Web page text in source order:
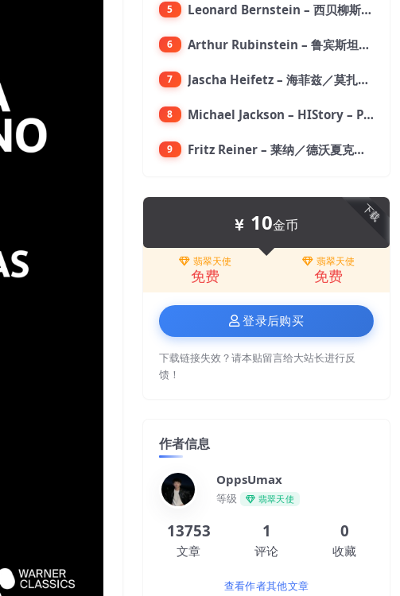
5 Leonard Bernstein – 西贝柳斯：芬兰颂／格里格：培尔·金特组曲【44.1kHz／24bit】
6 Arthur Rubinstein – 鲁宾斯坦／贝多芬：月光,悲怆,热情,告别钢琴奏鸣曲【176.4kHz／24bit】
7 Jascha Heifetz – 海菲兹／莫扎特：第四小提琴协奏曲，第五小提琴协奏曲《土耳其》／维瓦尔第：小提琴与大提琴协奏曲，RV 547【192kHz／24bit】
8 Michael Jackson – HIStory – PAST, PRESENT AND FUTURE – BOOK I【96kHz／24bit】
9 Fritz Reiner – 莱纳／德沃夏克：第九交响曲【176.4kHz／24bit】
下载
10金币
翡翠天使
免费
翡翠天使
免费
登录后购买
下载链接失效？请本贴留言给大站长进行反
馈！
作者信息
OppsUmax
等级 翡翠天使
13753
文章
1
评论
0
收藏
查看作者其他文章